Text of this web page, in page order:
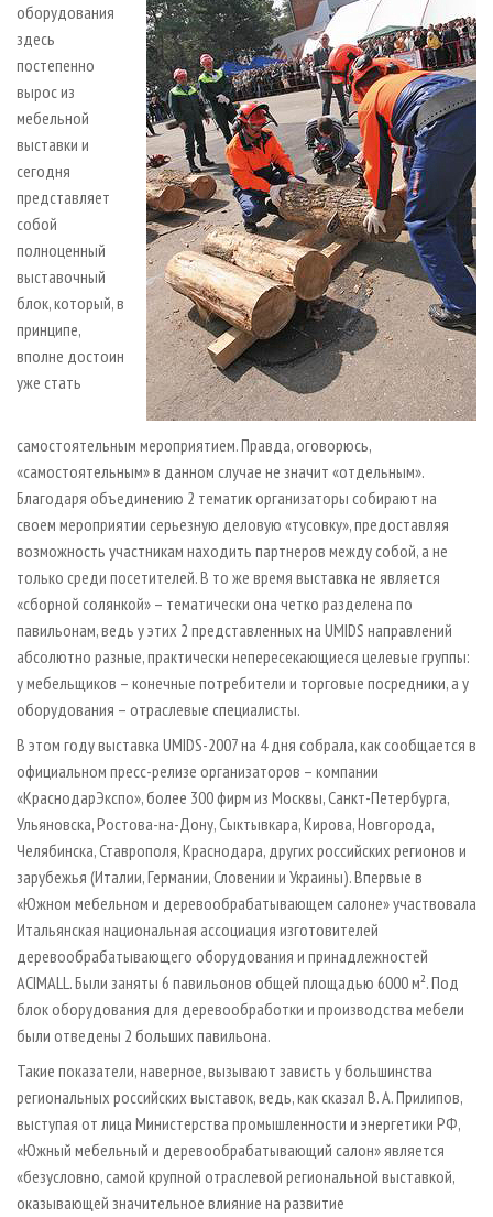
оборудования
здесь
постепенно
вырос из
мебельной
выставки и
сегодня
представляет
собой
полноценный
выставочный
блок, который, в
принципе,
вполне достоин
уже стать
самостоятельным мероприятием. Правда, оговорюсь,
«самостоятельным» в данном случае не значит «отдельным».
Благодаря объединению 2 тематик организаторы собирают на
своем мероприятии серьезную деловую «тусовку», предоставляя
возможность участникам находить партнеров между собой, а не
только среди посетителей. В то же время выставка не является
«сборной солянкой» – тематически она четко разделена по
павильонам, ведь у этих 2 представленных на UMIDS направлений
абсолютно разные, практически непересекающиеся целевые группы:
у мебельщиков – конечные потребители и торговые посредники, а у
оборудования – отраслевые специалисты.
В этом году выставка UMIDS-2007 на 4 дня собрала, как сообщается в
официальном пресс-релизе организаторов – компании
«КраснодарЭкспо», более 300 фирм из Москвы, Санкт-Петербурга,
Ульяновска, Ростова-на-Дону, Сыктывкара, Кирова, Новгорода,
Челябинска, Ставрополя, Краснодара, других российских регионов и
зарубежья (Италии, Германии, Словении и Украины). Впервые в
«Южном мебельном и деревообрабатывающем салоне» участвовала
Итальянская национальная ассоциация изготовителей
деревообрабатывающего оборудования и принадлежностей
ACIMALL. Были заняты 6 павильонов общей площадью 6000 м². Под
блок оборудования для деревообработки и производства мебели
были отведены 2 больших павильона.
Такие показатели, наверное, вызывают зависть у большинства
региональных российских выставок, ведь, как сказал В. А. Прилипов,
выступая от лица Министерства промышленности и энергетики РФ,
«Южный мебельный и деревообрабатывающий салон» является
«безусловно, самой крупной отраслевой региональной выставкой,
оказывающей значительное влияние на развитие